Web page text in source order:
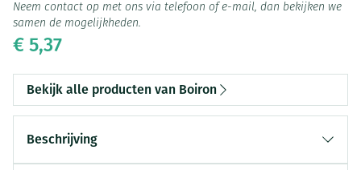
€ 5,37
Neem contact op met ons via telefoon of e-mail, dan bekijken we
samen de mogelijkheden.
Bekijk alle producten van Boiron
Beschrijving